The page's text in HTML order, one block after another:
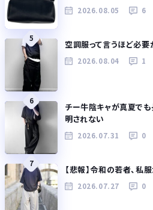
2026.08.05 6
5
空調服って言うほど必要
2026.08.04 1
6
チー牛陰キャが真夏で
明されない
2026.07.31 0
7
【悲報】令和の若者、私
2026.07.27 0